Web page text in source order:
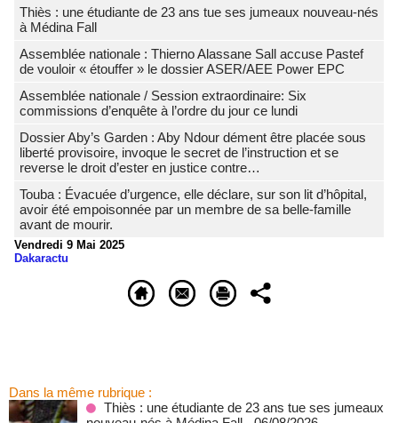
Thiès : une étudiante de 23 ans tue ses jumeaux nouveau-nés
à Médina Fall
Assemblée nationale : Thierno Alassane Sall accuse Pastef
de vouloir « étouffer » le dossier ASER/AEE Power EPC
Assemblée nationale / Session extraordinaire: Six
commissions d’enquête à l’ordre du jour ce lundi
Dossier Aby’s Garden : Aby Ndour dément être placée sous
liberté provisoire, invoque le secret de l’instruction et se
reverse le droit d’ester en justice contre…
Touba : Évacuée d’urgence, elle déclare, sur son lit d’hôpital,
avoir été empoisonnée par un membre de sa belle-famille
avant de mourir.
Vendredi 9 Mai 2025
Dakaractu
Dans la même rubrique :
Thiès : une étudiante de 23 ans tue ses jumeaux